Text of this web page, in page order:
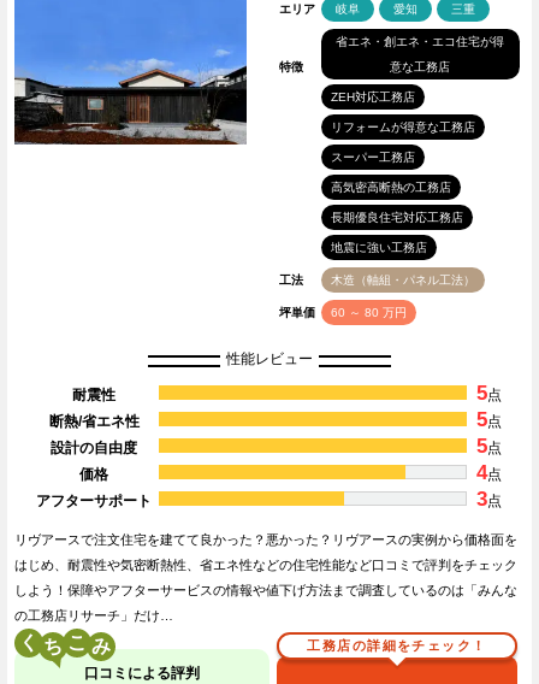
エリア 岐阜 愛知 三重
特徴
省エネ・創エネ・エコ住宅が得
意な工務店
ZEH対応工務店
リフォームが得意な工務店
スーパー工務店
高気密高断熱の工務店
長期優良住宅対応工務店
地震に強い工務店
工法 木造（軸組・パネル工法）
坪単価 60 ～ 80 万円
性能レビュー
耐震性 5点
断熱/省エネ性
5点
設計の自由度
5点
価格
4点
アフターサポート
3点
リヴアースで注文住宅を建てて良かった？悪かった？リヴアースの実例から価格面を
はじめ、耐震性や気密断熱性、省エネ性などの住宅性能など口コミで評判をチェック
しよう！保障やアフターサービスの情報や値下げ方法まで調査しているのは「みんな
の工務店リサーチ」だけ…
く こ
口コミによる評判
工務店の詳細をチェック！